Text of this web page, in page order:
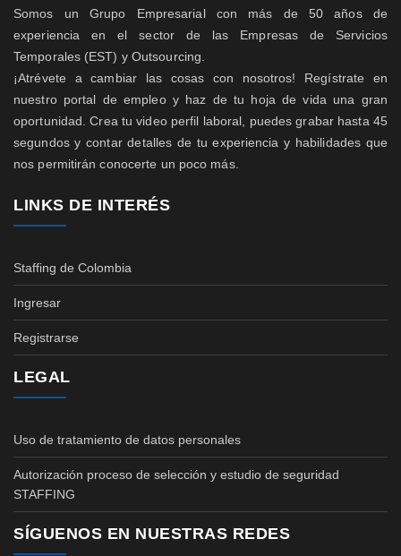
Somos un Grupo Empresarial con más de 50 años de
experiencia en el sector de las Empresas de Servicios
Temporales (EST) y Outsourcing.
¡Atrévete a cambiar las cosas con nosotros! Regístrate en
nuestro portal de empleo y haz de tu hoja de vida una gran
oportunidad. Crea tu video perfil laboral, puedes grabar hasta 45
segundos y contar detalles de tu experiencia y habilidades que
nos permitirán conocerte un poco más.
LINKS DE INTERÉS
Staffing de Colombia
Ingresar
Registrarse
LEGAL
Uso de tratamiento de datos personales
Autorización proceso de selección y estudio de seguridad
STAFFING
SÍGUENOS EN NUESTRAS REDES